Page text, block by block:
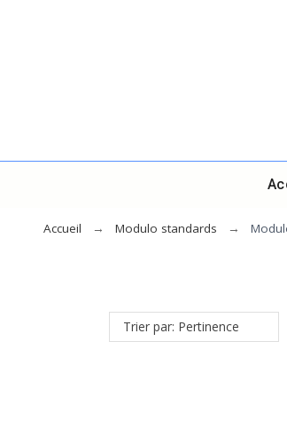
Accueil Modulo standards
Trier par: Pertinence